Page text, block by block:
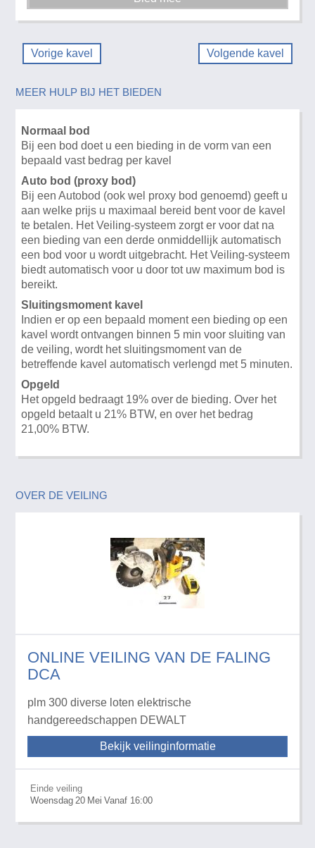
Vorige kavel Volgende kavel
MEER HULP BIJ HET BIEDEN
Normaal bod
Bij een bod doet u een bieding in de vorm van een
bepaald vast bedrag per kavel
Auto bod (proxy bod)
Bij een Autobod (ook wel proxy bod genoemd) geeft u
aan welke prijs u maximaal bereid bent voor de kavel
te betalen. Het Veiling-systeem zorgt er voor dat na
een bieding van een derde onmiddellijk automatisch
een bod voor u wordt uitgebracht. Het Veiling-systeem
biedt automatisch voor u door tot uw maximum bod is
bereikt.
Sluitingsmoment kavel
Indien er op een bepaald moment een bieding op een
kavel wordt ontvangen binnen 5 min voor sluiting van
de veiling, wordt het sluitingsmoment van de
betreffende kavel automatisch verlengd met 5 minuten.
Opgeld
Het opgeld bedraagt 19% over de bieding. Over het
opgeld betaalt u 21% BTW, en over het bedrag
21,00% BTW.
OVER DE VEILING
ONLINE VEILING VAN DE FALING
DCA
plm 300 diverse loten elektrische
handgereedschappen DEWALT
Bekijk veilinginformatie
Einde veiling
Woensdag 20 Mei Vanaf 16:00